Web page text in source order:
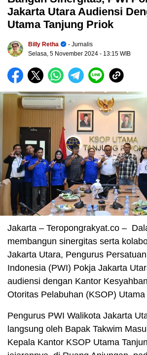
Jakarta Utara Audiensi
Utama Tanjung Priok
Billy Retha
- Jurnalis
Selasa, 5 November 2024 - 13:15 WIB
Jakarta – Teropongrakyat.co –
membangun sinergitas serta
Jakarta Utara, Pengurus
Indonesia (PWI) Pokja Jakarta
audiensi dengan Kantor
Otoritas Pelabuhan (KSOP) Utama
Pengurus PWI Walikota Jakarta
langsung oleh Bapak Takwim
Kepala Kantor KSOP Utama